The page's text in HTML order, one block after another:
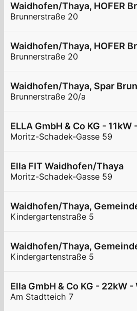
Waidhofen/Thaya, HOFER
Brunnerstraße 20
Waidhofen/Thaya, HOFER
Brunnerstraße 20
Waidhofen/Thaya, Spar
Brunnerstraße 20/a
ELLA GmbH & Co KG -
Moritz-Schadek-Gasse 59
Ella FIT Waidhofen/Thaya
Moritz-Schadek-Gasse 59
Waidhofen/Thaya,
Kindergartenstraße 5
Waidhofen/Thaya,
Kindergartenstraße 5
Ella GmbH & Co KG - 22kW
Am Stadtteich 7